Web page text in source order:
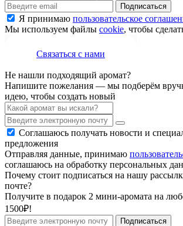
Подписаться
Я принимаю пользовательское
Мы используем файлы cookie, чтобы
Связаться с нами
Не нашли подходящий аромат?
Напишите пожелания — мы подберём
идею, чтобы создать новый
Соглашаюсь получать новости и
предложения
Отправляя данные, принимаю
соглашаюсь на обработку персональных
Почему стоит подписаться на нашу
почте?
Получите в подарок 2 мини-аромата на
1500₽!
Подписаться